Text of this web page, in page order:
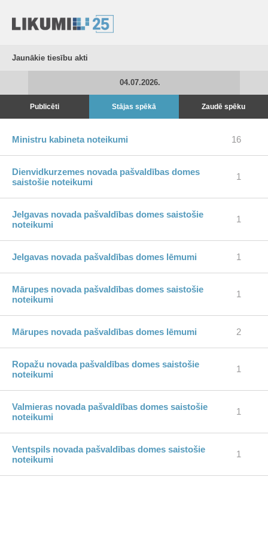
Jaunākie tiesību akti
04.07.2026.
Publicēti Stājas spēkā Zaudē spēku
Ministru kabineta noteikumi 16
Dienvidkurzemes novada pašvaldības domes
saistošie noteikumi
1
Jelgavas novada pašvaldības domes saistošie
noteikumi
1
Jelgavas novada pašvaldības domes lēmumi 1
Mārupes novada pašvaldības domes saistošie
noteikumi
1
Mārupes novada pašvaldības domes lēmumi 2
Ropažu novada pašvaldības domes saistošie
noteikumi
1
Valmieras novada pašvaldības domes saistošie
noteikumi
1
Ventspils novada pašvaldības domes saistošie
noteikumi
1